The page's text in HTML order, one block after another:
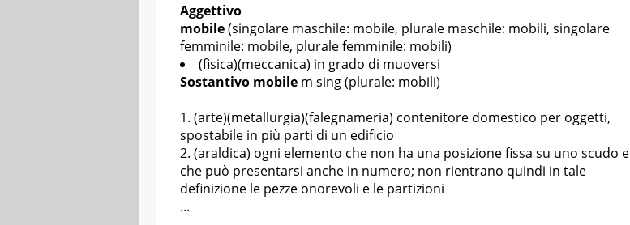
Aggettivo
mobile(singolare maschile: mobile, plurale maschile: mobili, singolare
femminile: mobile, plurale femminile: mobili)
(fisica)(meccanica) in grado di muoversi
Sostantivo mobile m sing(plurale: mobili)
(arte)(metallurgia)(falegnameria) contenitore domestico per oggetti,
spostabile in più parti di un edificio
(araldica) ogni elemento che non ha una posizione fissa su uno scudo e
che può presentarsi anche in numero; non rientrano quindi in tale
definizione le pezze onorevoli e le partizioni
...